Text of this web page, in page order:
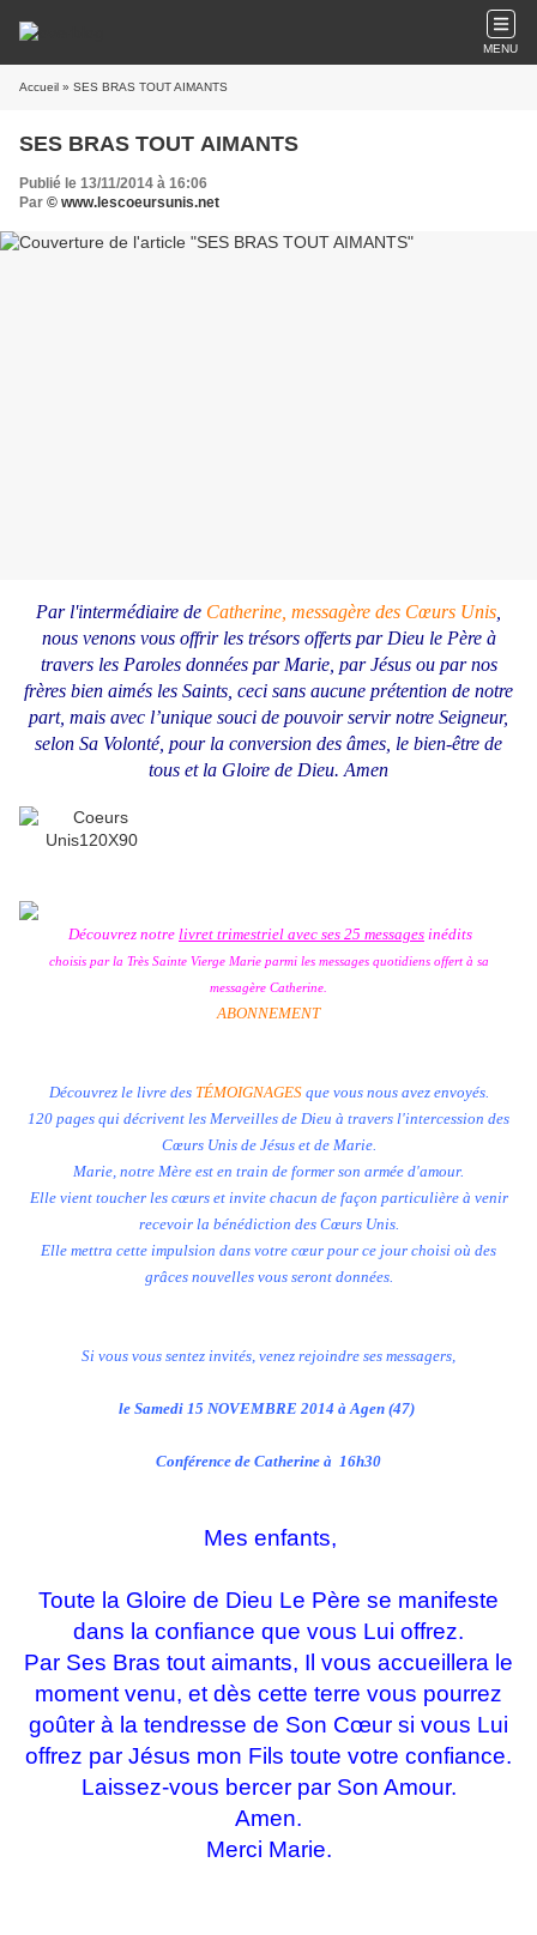
MENU
Accueil » SES BRAS TOUT AIMANTS
SES BRAS TOUT AIMANTS
Publié le 13/11/2014 à 16:06
Par © www.lescoeursunis.net
Par l'intermédiaire de Catherine, messagère des Cœurs Unis
nous venons vous offrir les trésors offerts par Dieu le Père à
travers les Paroles données par Marie, par Jésus ou par nos
frères bien aimés les Saints, ceci sans aucune prétention de notre
part, mais avec l’unique souci de pouvoir servir notre Seigneur,
selon Sa Volonté, pour la conversion des âmes, le bien-être de
tous et la Gloire de Dieu. Amen
Découvrez notre livret trimestriel avec ses 25 messages inédits
choisis par la Très Sainte Vierge Marie parmi les messages quotidiens offert à sa
messagère Catherine.
ABONNEMENT
Découvrez le livre des TÉMOIGNAGESque vous nous avez envoyés.
120 pages qui décrivent les Merveilles de Dieu à travers l'intercession des
Cœurs Unis de Jésus et de Marie.
Marie, notre Mère est en train de former son armée d'amour.
Elle vient toucher les cœurs et invite chacun de façon particulière à venir
recevoir la bénédiction des Cœurs Unis.
Elle mettra cette impulsion dans votre cœur pour ce jour choisi où des
grâces nouvelles vous seront données.
Si vous vous sentez invités, venez rejoindre ses messagers,
le Samedi 15 NOVEMBRE 2014 à Agen (47)
Conférence de Catherine à 16h30
Mes enfants,
Toute la Gloire de Dieu Le Père se manifeste
dans la confiance que vous Lui offrez.
Par Ses Bras tout aimants, Il vous accueillera le
moment venu, et dès cette terre vous pourrez
goûter à la tendresse de Son Cœur si vous Lui
offrez par Jésus mon Fils toute votre confiance.
Laissez-vous bercer par Son Amour.
Amen.
Merci Marie.